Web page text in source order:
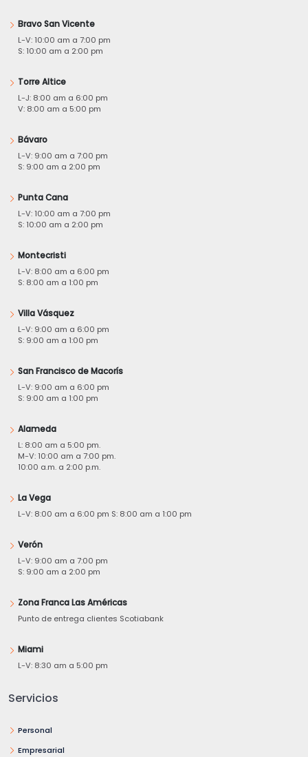
Bravo San Vicente
L-V: 10:00 am a 7:00 pm
S: 10:00 am a 2:00 pm
Torre Altice
L-J: 8:00 am a 6:00 pm
V: 8:00 am a 5:00 pm
Bávaro
L-V: 9:00 am a 7:00 pm
S: 9:00 am a 2:00 pm
Punta Cana
L-V: 10:00 am a 7:00 pm
S: 10:00 am a 2:00 pm
Montecristi
L-V: 8:00 am a 6:00 pm
S: 8:00 am a 1:00 pm
Villa Vásquez
L-V: 9:00 am a 6:00 pm
S: 9:00 am a 1:00 pm
San Francisco de Macorís
L-V: 9:00 am a 6:00 pm
S: 9:00 am a 1:00 pm
Alameda
L: 8:00 am a 5:00 pm.
M-V: 10:00 am a 7:00 pm.
10:00 a.m. a 2:00 p.m.
La Vega
L-V: 8:00 am a 6:00 pm S: 8:00 am a 1:00 pm
Verón
L-V: 9:00 am a 7:00 pm
S: 9:00 am a 2:00 pm
Zona Franca Las Américas
Punto de entrega clientes Scotiabank
Miami
L-V: 8:30 am a 5:00 pm
Servicios
Personal
Empresarial